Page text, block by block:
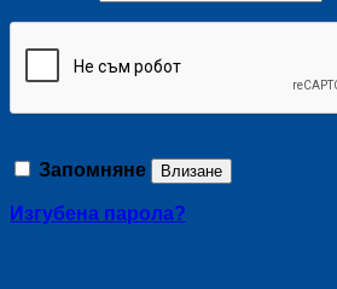
Запомняне Влизане
Изгубена парола?